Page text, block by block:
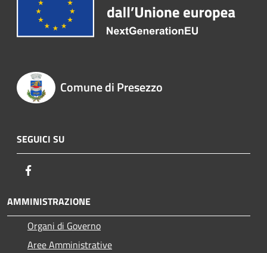
Comune di Presezzo
SEGUICI SU
AMMINISTRAZIONE
Organi di Governo
Aree Amministrative